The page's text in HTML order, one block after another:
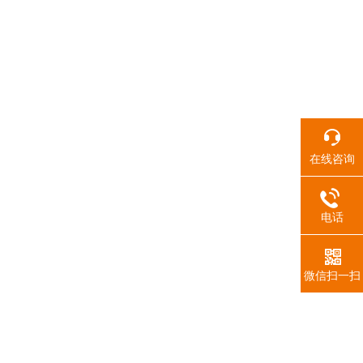
在线咨询
电话
微信扫一扫